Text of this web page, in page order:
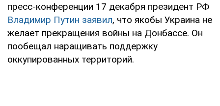
пресс-конференции 17 декабря президент РФ
Владимир Путин заявил, что якобы Украина не
желает прекращения войны на Донбассе. Он
пообещал наращивать поддержку
оккупированных территорий.